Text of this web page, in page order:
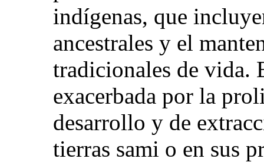
indígenas, que
ancestrales y el
tradicionales de vida.
exacerbada por la
desarrollo y de
tierras sami o en sus